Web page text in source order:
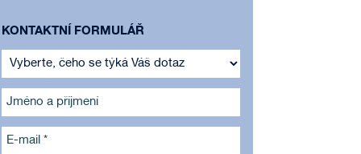
KONTAKTNÍ FORMULÁŘ
Jméno a příjmení
E-mail *